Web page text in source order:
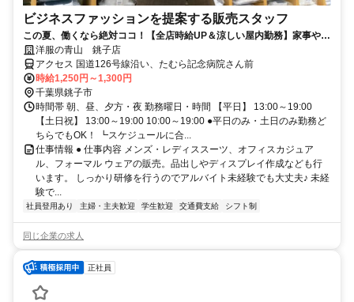
ビジネスファッションを提案する販売スタッフ
この夏、働くなら絶対ココ！【全店時給UP＆涼しい屋内勤務】家事や学
校と両立しやすいシフト制♪
洋服の青山 銚子店
アクセス 国道126号線沿い、たむら記念病院さん前
時給1,250円～1,300円
千葉県銚子市
時間帯 朝、昼、夕方・夜 勤務曜日・時間 【平日】 13:00～19:00
【土日祝】 13:00～19:00 10:00～19:00 ●平日のみ・土日のみ勤務ど
ちらでもOK！ ┗スケジュールに合...
仕事情報 ● 仕事内容 メンズ・レディススーツ、オフィスカジュア
ル、フォーマル ウェアの販売。品出しやディスプレイ作成なども行
います。 しっかり研修を行うのでアルバイト未経験でも大丈夫♪ 未経
験で...
社員登用あり 主婦・主夫歓迎 学生歓迎 交通費支給 シフト制
同じ企業の求人
正社員